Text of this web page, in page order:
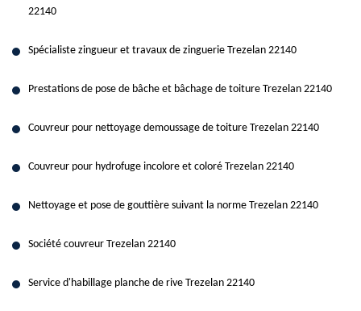
22140
Spécialiste zingueur et travaux de zinguerie Trezelan 22140
Prestations de pose de bâche et bâchage de toiture Trezelan 22140
Couvreur pour nettoyage demoussage de toiture Trezelan 22140
Couvreur pour hydrofuge incolore et coloré Trezelan 22140
Nettoyage et pose de gouttière suivant la norme Trezelan 22140
Société couvreur Trezelan 22140
Service d'habillage planche de rive Trezelan 22140